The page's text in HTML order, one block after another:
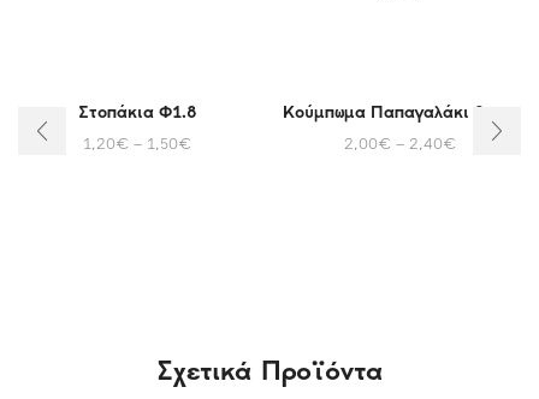
Στοπάκια Φ1.8
1,20€ – 1,50€
Κούμπωμα Παπαγαλάκι 9mm
2,00€ – 2,40€
Σχετικά Προϊόντα